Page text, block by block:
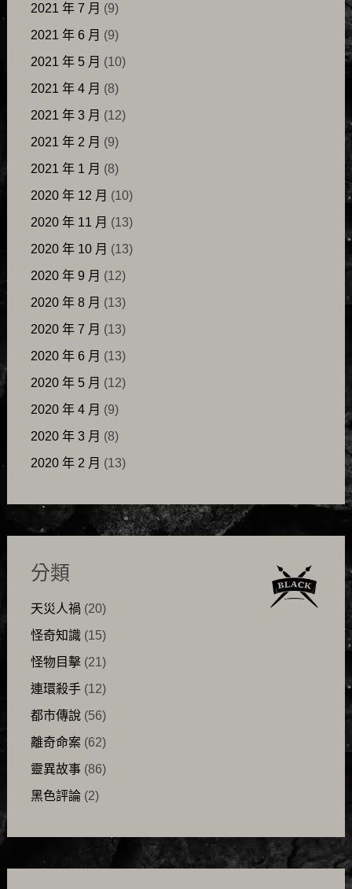
2021 年 7 月 (9)
2021 年 6 月 (9)
2021 年 5 月 (10)
2021 年 4 月 (8)
2021 年 3 月 (12)
2021 年 2 月 (9)
2021 年 1 月 (8)
2020 年 12 月 (10)
2020 年 11 月 (13)
2020 年 10 月 (13)
2020 年 9 月 (12)
2020 年 8 月 (13)
2020 年 7 月 (13)
2020 年 6 月 (13)
2020 年 5 月 (12)
2020 年 4 月 (9)
2020 年 3 月 (8)
2020 年 2 月 (13)
分類
天災人禍 (20)
怪奇知識(15)
怪物目擊(21)
連環殺手(12)
都市傳說(56)
離奇命案(62)
靈異故事(86)
黑色評論(2)